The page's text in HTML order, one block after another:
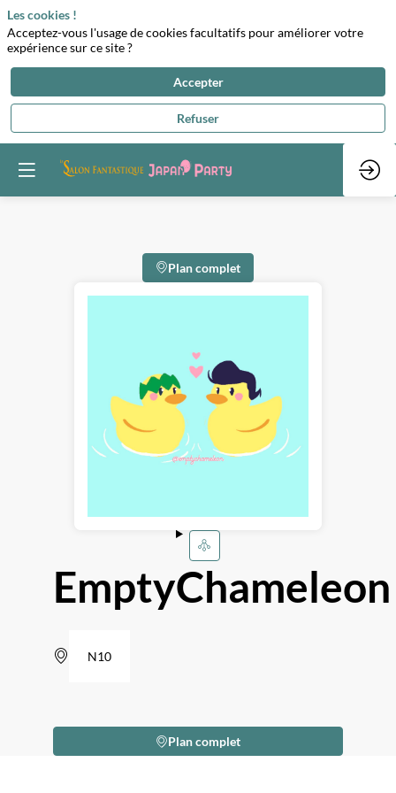
Plan complet
EmptyChameleon
N10
Plan complet
Les cookies !
Acceptez-vous l'usage de cookies facultatifs pour améliorer votre
expérience sur ce site ?
Accepter
Refuser